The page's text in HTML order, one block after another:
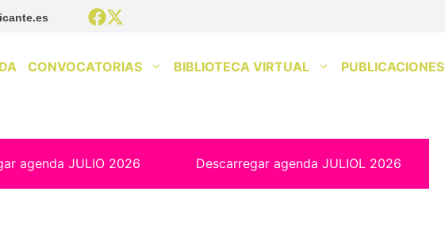
CONVOCATORIAS BIBLIOTECA VIRTUAL PUBLICACIONES
agenda JULIO 2026 Descarregar agenda JULIOL 2026